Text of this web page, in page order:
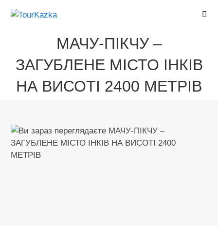
МАЧУ-ПІКЧУ –
ЗАГУБЛЕНЕ МІСТО ІНКІВ
НА ВИСОТІ 2400 МЕТРІВ